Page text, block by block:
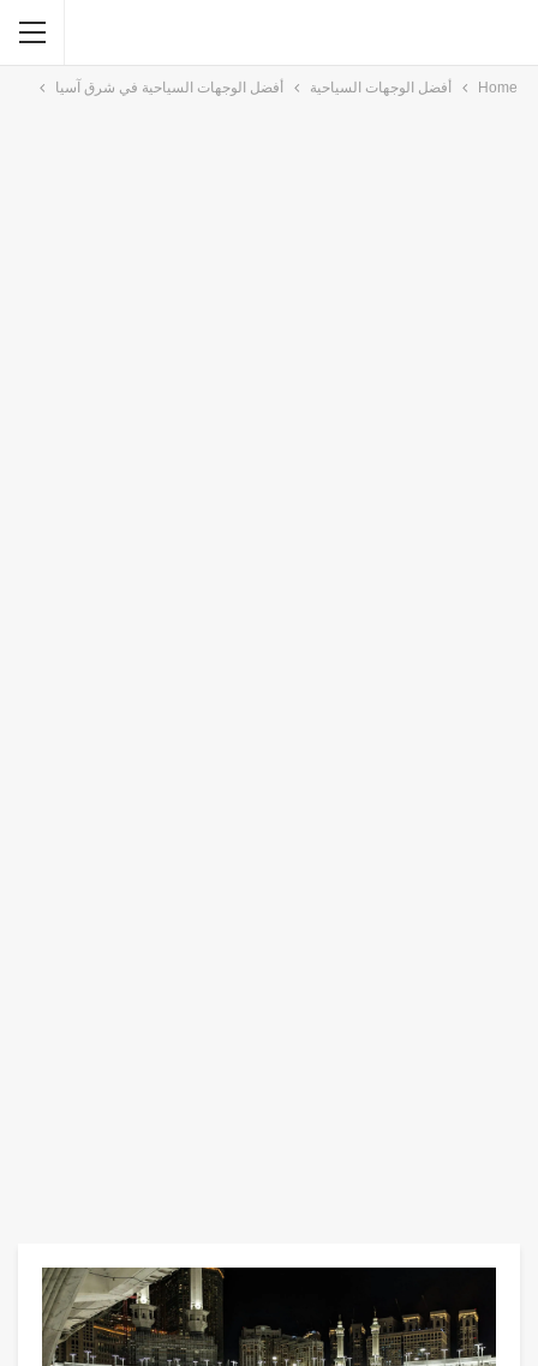
Home أفضل الوجهات السياحية أفضل الوجهات السياحية في شرق آسيا